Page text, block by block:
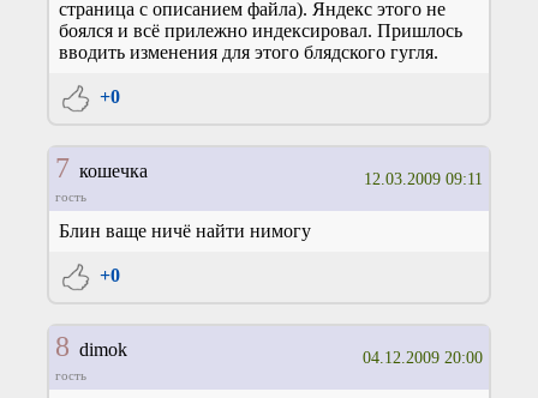
страница с описанием файла). Яндекс этого не
боялся и всё прилежно индексировал. Пришлось
вводить изменения для этого блядского гугля.
+0
7 кошечка
гость
12.03.2009 09:11
Блин ваще ничё найти нимогу
+0
8 dimok
гость
04.12.2009 20:00